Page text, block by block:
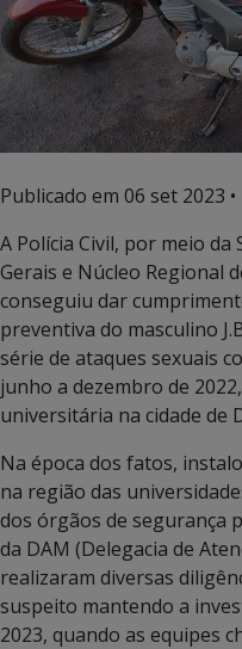
Publicado em 06 set 2023
A Polícia Civil, por meio da
Gerais e Núcleo Regional
conseguiu dar
preventiva do masculino
série de ataques sexuais
junho a dezembro de
universitária na cidade de
Na época dos fatos,
na região das
dos órgãos de segurança
da DAM (Delegacia de
realizaram diversas
suspeito mantendo a
2023, quando as equipes